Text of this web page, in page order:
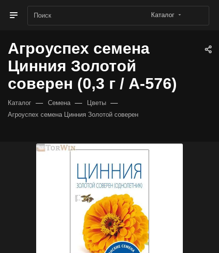
Каталог
Агроуспех семена
Цинния Золотой
соверен (0,3 г / А-576)
Каталог — Семена — Цветы —
Агроуспех семена Цинния Золотой соверен